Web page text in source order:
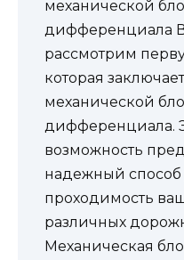
механической
дифференциала
рассмотрим
которая
механической
дифференциала.
возможность
надежный способ
проходимость
различных
Механическая